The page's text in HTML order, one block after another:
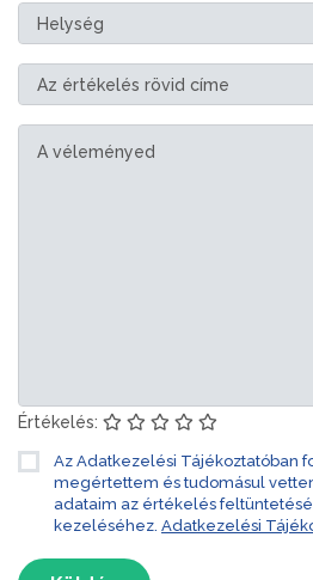
Értékelés:
Az Adatkezelési Tájékoztatóban
megértettem és tudomásul
adataim az értékelés
kezeléséhez. Adatkezelési